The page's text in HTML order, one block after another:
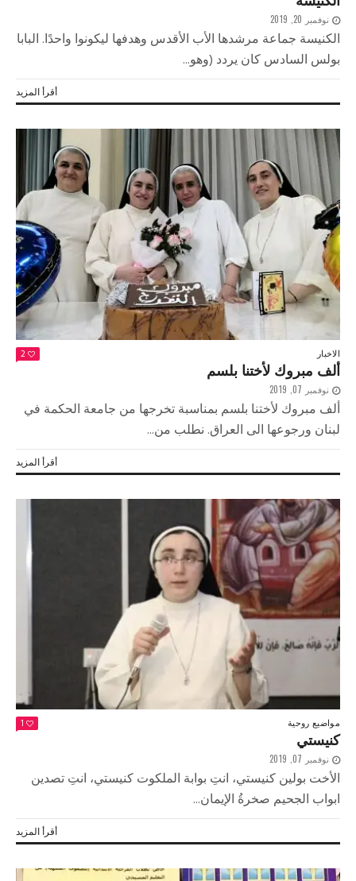
نوفمبر 20, 2019
الكنيسة جماعة مرشدها الأب الأقدس وهدفها ليكونوا واحدًا. البابا
بولس السادس كان يردد (وهو...
أقرأ المزيد
الاخبار 2
ألف مبروك لأختنا بلسم
نوفمبر 07, 2019
ألف مبروك لأختنا بلسم بمناسبة تخرجها من جامعة الحكمة في
لبنان ورجوعها الى العراق. نطلب من...
أقرأ المزيد
مواضيع روحية 1
كنيستي
نوفمبر 07, 2019
الأخت بولين كنيستي، انتِ بوابة الملكوت كنيستي، انتِ تصدين
ابواب الجحيم صخرةُ الإيمان...
أقرأ المزيد